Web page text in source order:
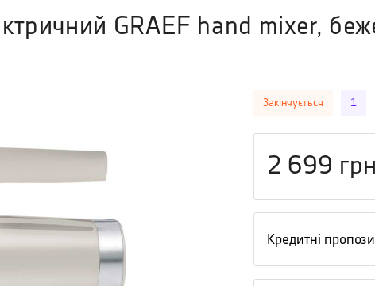
GRAEF hand mixer,
Закінчується 1
2 699 грн
Кредитні